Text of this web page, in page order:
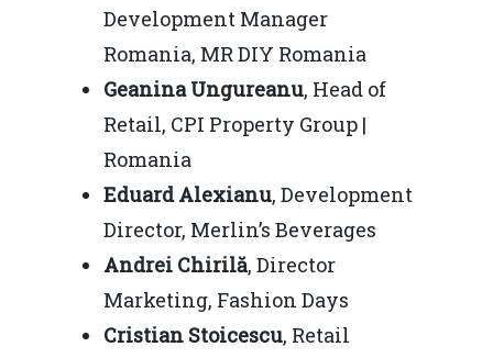
Development Manager
Romania, MR DIY Romania
Geanina Ungureanu, Head of
Retail, CPI Property Group |
Romania
Eduard Alexianu, Development
Director, Merlin’s Beverages
Andrei Chirilă, Director
Marketing, Fashion Days
Cristian Stoicescu, Retail